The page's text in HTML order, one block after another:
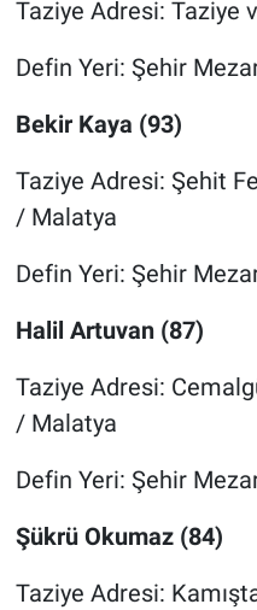
Taziye Adresi: Taziye
Defin Yeri: Şehir
Bekir Kaya (93)
Taziye Adresi: Şehit
/ Malatya
Defin Yeri: Şehir
Halil Artuvan (87)
Taziye Adresi:
/ Malatya
Defin Yeri: Şehir
Şükrü Okumaz (84)
Taziye Adresi: